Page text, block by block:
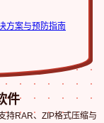
方案与预防指南
件
持RAR、ZIP格式压缩与